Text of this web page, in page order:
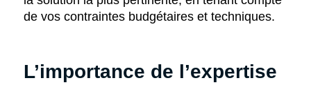
de vos contraintes budgétaires et techniques.
L’importance de l’expertise